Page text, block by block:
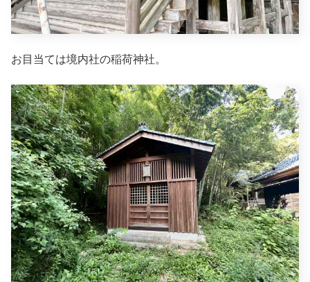
お目当ては境内社の稲荷神社。